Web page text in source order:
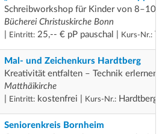
Schreibworkshop für Kinder von 8–10
Bücherei Christuskirche Bonn
Eintritt: 25,-- € pP pauschal | Kurs-Nr.:
Mal- und Zeichenkurs Hardtberg
Kreativität entfalten – Technik erlernen
Matthäikirche
Eintritt: kostenfrei | Kurs-Nr.: Hardtberg
Seniorenkreis Bornheim